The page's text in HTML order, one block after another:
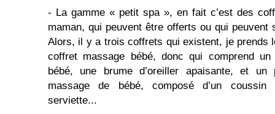
- La gamme « petit spa », en fait c’est des
maman, qui peuvent être offerts ou qui peuvent
Alors, il y a trois coffrets qui existent, je prends
coffret massage bébé, donc qui comprend
bébé, une brume d’oreiller apaisante, et
massage de bébé, composé d’un coussin
serviette...